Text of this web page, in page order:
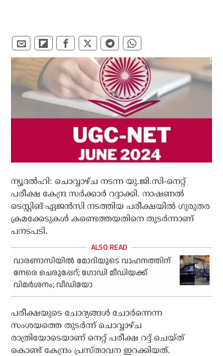
ന്യൂദല്‍ഹി: ചൊവ്വാഴ്ച നടന്ന യു.ജി.സി-നെറ്റ്
പരീക്ഷ കേന്ദ്ര സര്‍ക്കാര്‍ റദ്ദാക്കി. നാഷണല്‍
ടെസ്റ്റിങ് ഏജന്‍സി നടത്തിയ പരീക്ഷയില്‍ ഗുരുതര
ക്രമക്കേടുകള്‍ കണ്ടെത്തയതിനെ തുടര്‍ന്നാണ്
പനടപടി.
വാരണാസിയില്‍ മോദിയുടെ വാഹനത്തിന്
നേരെ ചെരുപ്പേറ്; ഗോഡി മീഡിയക്ക്
വിമര്‍ശനം; വീഡിയോ
പരീക്ഷയുടെ ചോദ്യങ്ങള്‍ ചോര്‍ന്നെന്ന
സംശയത്തെ തുടര്‍ന്ന് ചൊവ്വാഴ്ച
രാത്രിയോടെയാണ് നെറ്റ് പരീക്ഷ റദ്ദ് ചെയ്ത്
കൊണ്ട് കേന്ദ്രം പ്രസ്താവന ഇറക്കിയത്.